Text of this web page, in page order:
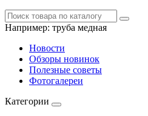
Например: труба медная
Новости
Обзоры новинок
Полезные советы
Фотогалереи
Категории